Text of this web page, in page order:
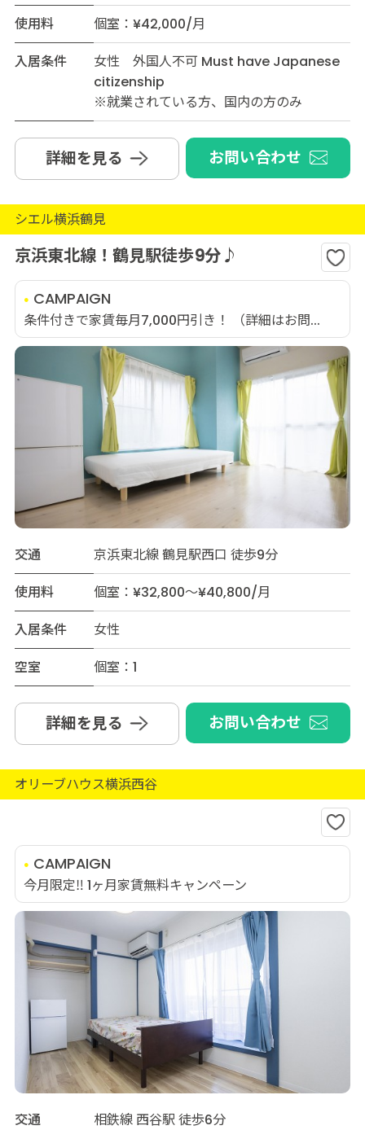
使用料
個室：¥42,000/月
入居条件
女性 外国人不可 Must have Japanese
citizenship
※就業されている方、国内の方のみ
詳細を見る お問い合わせ
シエル横浜鶴見
京浜東北線！鶴見駅徒歩9分♪
CAMPAIGN
条件付きで家賃毎月7,000円引き！ （詳細はお問...
交通
京浜東北線 鶴見駅西口 徒歩9分
使用料
個室：¥32,800～¥40,800/月
入居条件
女性
空室
個室：1
詳細を見る お問い合わせ
オリーブハウス横浜西谷
CAMPAIGN
今月限定‼️ 1ヶ月家賃無料キャンペーン
交通
相鉄線 西谷駅 徒歩6分